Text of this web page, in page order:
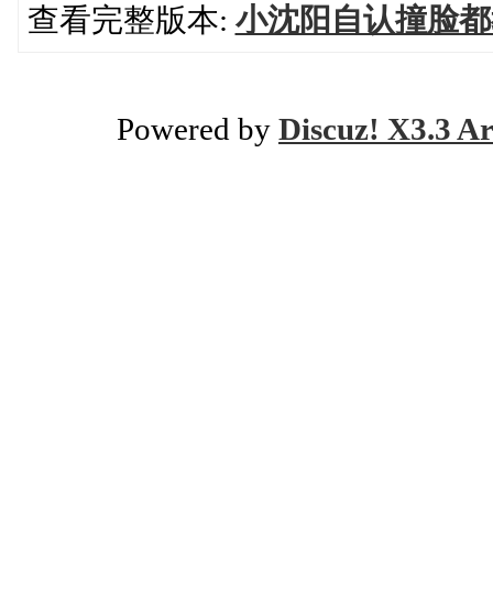
查看完整版本: 小沈阳自认撞脸
Powered by Discuz! X3.3